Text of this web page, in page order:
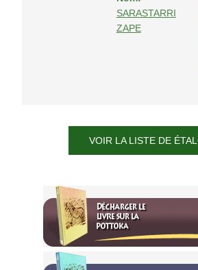
SARASTARRI
ZAPE
VOIR LA LISTE DE